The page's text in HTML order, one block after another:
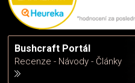
Bushcraft Portál
Recenze - Návody - Články